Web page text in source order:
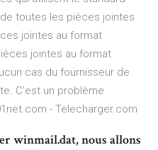
toutes les pièces jointes
jointes au format
jointes au format
cas du fournisseur de
C'est un problème
- Telecharger.com
winmail.dat, nous allons